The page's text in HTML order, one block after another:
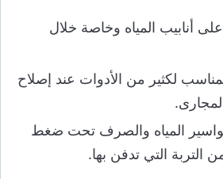
أنابيب المياه وخاصة خلال
لكثير من الأدوات عند إصلاح
المياه والصرف تحت ضغط
التربة التي تدفن بها.